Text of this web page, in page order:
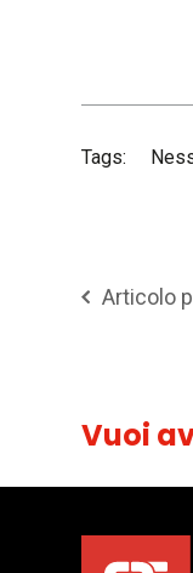
Tags:
Articolo
Vuoi